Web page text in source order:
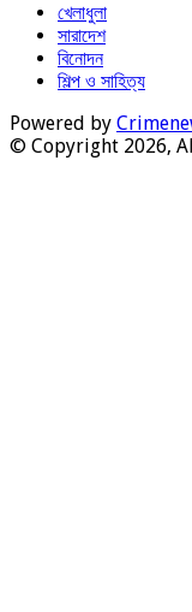
খেলাধুলা
সারাদেশ
বিনোদন
শিল্প ও সাহিত্য
Powered by
© Copyright 2026,